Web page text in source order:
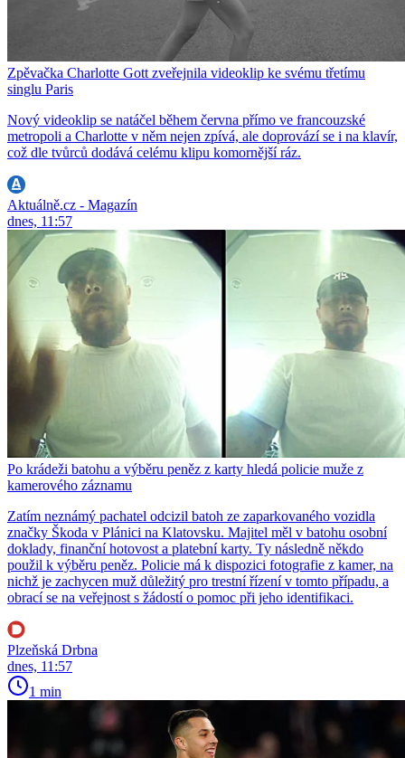
Zpěvačka Charlotte Gott zveřejnila videoklip ke svému třetímu
singlu Paris
Nový videoklip se natáčel během června přímo ve francouzské
metropoli a Charlotte v něm nejen zpívá, ale doprovází se i na klavír,
což dle tvůrců dodává celému klipu komornější ráz.
Aktuálně.cz - Magazín
dnes, 11:57
Po krádeži batohu a výběru peněz z karty hledá policie muže z
kamerového záznamu
Zatím neznámý pachatel odcizil batoh ze zaparkovaného vozidla
značky Škoda v Plánici na Klatovsku. Majitel měl v batohu osobní
doklady, finanční hotovost a platební karty. Ty následně někdo
použil k výběru peněz. Policie má k dispozici fotografie z kamer, na
nichž je zachycen muž důležitý pro trestní řízení v tomto případu, a
obrací se na veřejnost s žádostí o pomoc při jeho identifikaci.
Plzeňská Drbna
dnes, 11:57
1 min